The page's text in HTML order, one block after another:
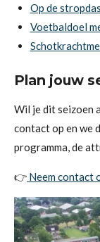
Op de stropdas
Voetbaldoel
Plan jouw
Wil je dit seizoen
contact op en we
programma, de
👉 Neem contact